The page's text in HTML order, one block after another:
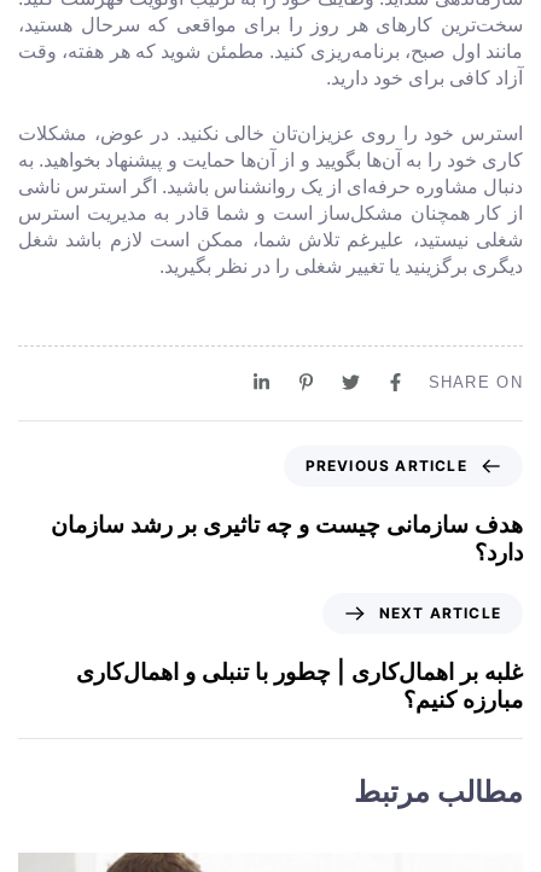
سخت‌ترین کارهای هر روز را برای مواقعی که سرحال هستید،
مانند اول صبح، برنامه‌ریزی کنید. مطمئن شوید که هر هفته، وقت
آزاد کافی برای خود دارید.
استرس خود را روی عزیزان‌تان خالی نکنید. در عوض، مشکلات
کاری خود را به آن‌ها بگویید و از آن‌ها حمایت و پیشنهاد بخواهید. به
دنبال مشاوره حرفه‌ای از یک روانشناس باشید. اگر استرس ناشی
از کار همچنان مشکل‌ساز است و شما قادر به مدیریت استرس
شغلی نیستید، علیرغم تلاش شما، ممکن است لازم باشد شغل
دیگری برگزینید یا تغییر شغلی را در نظر بگیرید.
SHARE ON
PREVIOUS ARTICLE
هدف سازمانی چیست و چه تاثیری بر رشد سازمان
دارد؟
NEXT ARTICLE
غلبه بر اهمال‌کاری | چطور با تنبلی و اهمال‌کاری
مبارزه کنیم؟
مطالب مرتبط